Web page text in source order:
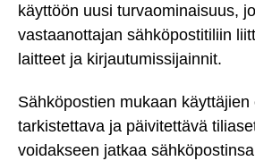
käyttöön uusi turvaominaisuus,
vastaanottajan sähköpostitiliin
laitteet ja kirjautumissijainnit.
Sähköpostien mukaan käyttäjien
tarkistettava ja päivitettävä
voidakseen jatkaa